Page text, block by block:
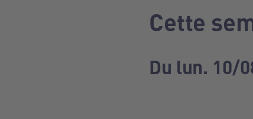
Cette
Du lun. 10/